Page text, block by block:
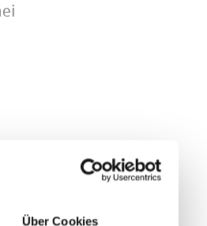
Über Cookies